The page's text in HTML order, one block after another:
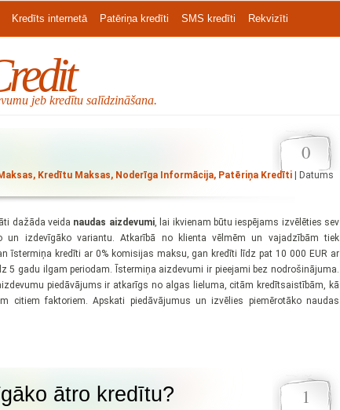
Kredīts internetā Patēriņa kredīti SMS kredīti Rekvizīti
jeb kredītu salīdzināšana.
0
, Kredītu Maksas, Noderīga Informācija, Patēriņa Kredīti | Datums
dažāda veida naudas aizdevumi, lai ikvienam būtu iespējams izvēlēties sev
un izdevīgāko variantu. Atkarībā no klienta vēlmēm un vajadzībām tiek
īstermiņa kredīti ar 0% komisijas maksu, gan kredīti līdz pat 10 000 EUR ar
5 gadu ilgam periodam. Īstermiņa aizdevumi ir pieejami bez nodrošinājuma.
piedāvājums ir atkarīgs no algas lieluma, citām kredītsaistībām, kā
citiem faktoriem. Apskati piedāvājumus un izvēlies piemērotāko naudas
ātro kredītu? 1